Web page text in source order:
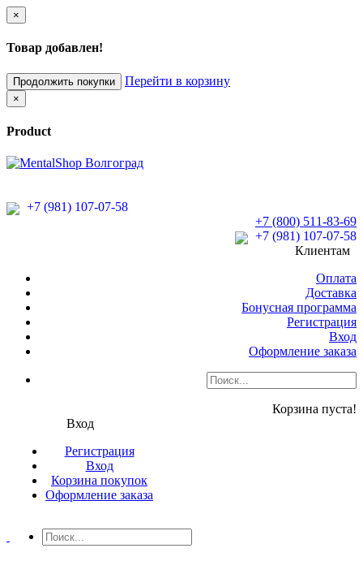
×
Товар добавлен!
Продолжить покупки Перейти в корзину
×
Product
+7 (981) 107-07-58
+7 (800) 511-83-69
+7 (981) 107-07-58
Клиентам
Оплата
Доставка
Бонусная программа
Регистрация
Вход
Оформление заказа
Корзина пуста!
Вход
Регистрация
Вход
Корзина покупок
Оформление заказа